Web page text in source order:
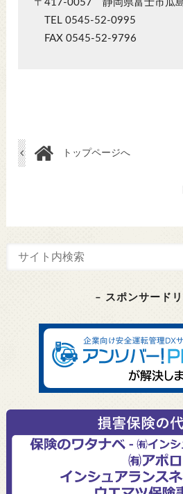
〒417-0057 静岡県富士市瓜
TEL 0545-52-0995
FAX 0545-52-9796
トップページへ
– スポンサード